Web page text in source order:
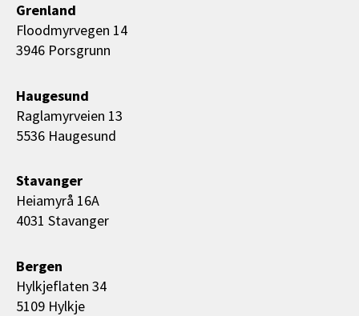
Grenland
Floodmyrvegen 14
3946 Porsgrunn
Haugesund
Raglamyrveien 13
5536 Haugesund
Stavanger
Heiamyrå 16A
4031 Stavanger
Bergen
Hylkjeflaten 34
5109 Hylkje